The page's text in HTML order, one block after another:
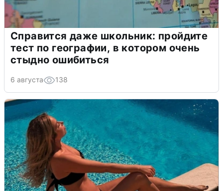
Справится даже школьник: пройдите
тест по географии, в котором очень
стыдно ошибиться
6 августа 138